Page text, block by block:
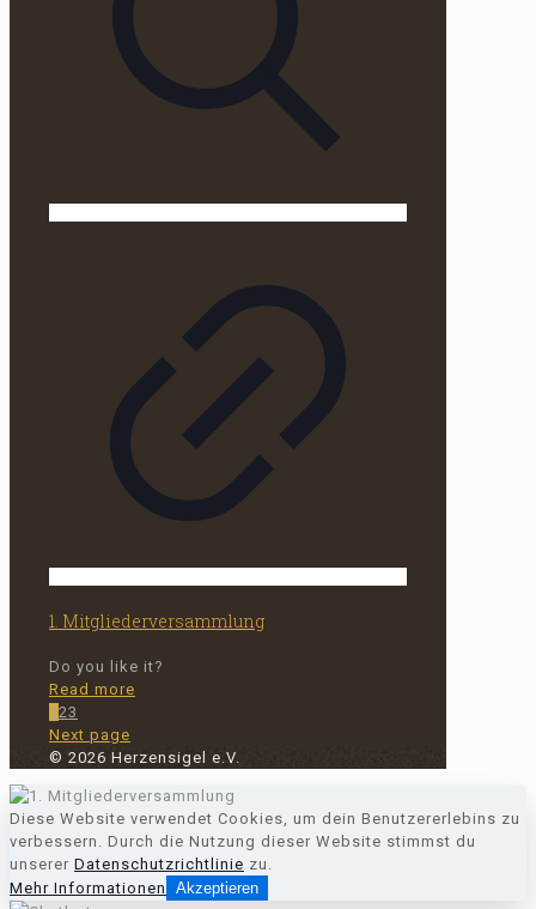
1. Mitgliederversammlung
Do you like it?
Read more
1 23
Next page
© 2026 Herzensigel e.V.
Diese Website verwendet Cookies, um dein Benutzererlebins zu
verbessern. Durch die Nutzung dieser Website stimmst du
unserer Datenschutzrichtlinie zu.
Mehr Informationen
Akzeptieren